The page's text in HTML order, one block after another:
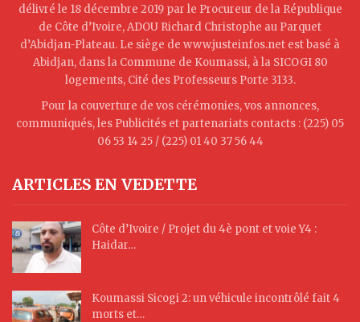
délivré le 18 décembre 2019 par le Procureur de la République
de Côte d’Ivoire, ADOU Richard Christophe au Parquet
d’Abidjan-Plateau. Le siège de www.justeinfos.net est basé à
Abidjan, dans la Commune de Koumassi, à la SICOGI 80
logements, Cité des Professeurs Porte 3133.
Pour la couverture de vos cérémonies, vos annonces,
communiqués, les Publicités et partenariats contacts : (225) 05
06 53 14 25 / (225) 01 40 37 56 44
ARTICLES EN VEDETTE
Côte d’Ivoire / Projet du 4è pont et voie Y4 :
Haidar…
Koumassi Sicogi 2: un véhicule incontrôlé fait 4
morts et…